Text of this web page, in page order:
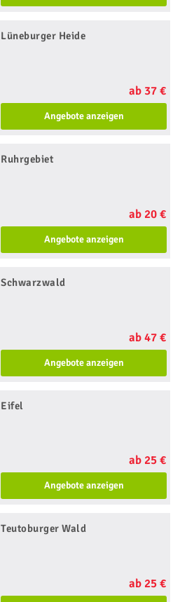
Lüneburger Heide
ab 37 €
Angebote anzeigen
Ruhrgebiet
ab 20 €
Angebote anzeigen
Schwarzwald
ab 47 €
Angebote anzeigen
Eifel
ab 25 €
Angebote anzeigen
Teutoburger Wald
ab 25 €